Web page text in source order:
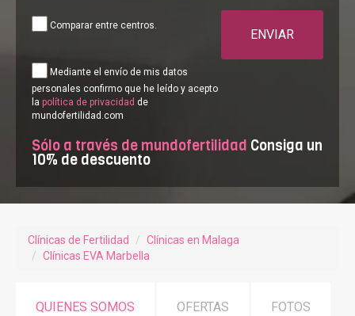
Comparar entre centros.
Mediante el envío de mis datos
personales confirmo que he leído y acepto
la política de privacidad de
mundofertilidad.com
ENVIAR
Sólo a través de mundofertilidad Consiga un
10% de descuento
Clínicas de Fertilidad
Clínicas en Malaga
Clínicas EVA Marbella
QUIENES SOMOS OFERTAS FOTOS